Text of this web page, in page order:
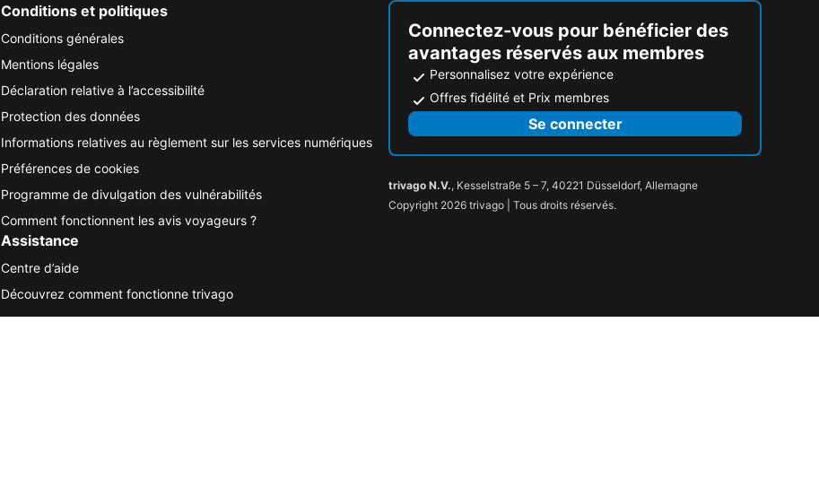
Conditions et politiques
Conditions générales
Mentions légales
Déclaration relative à l’accessibilité
Protection des données
Informations relatives au règlement sur les services numériques
Préférences de cookies
Programme de divulgation des vulnérabilités
Comment fonctionnent les avis voyageurs ?
Assistance
Centre d’aide
Découvrez comment fonctionne trivago
Connectez-vous pour bénéficier des
avantages réservés aux membres
Personnalisez votre expérience
Offres fidélité et Prix membres
Se connecter
trivago N.V., Kesselstraße 5 – 7, 40221 Düsseldorf, Allemagne
Copyright 2026 trivago | Tous droits réservés.